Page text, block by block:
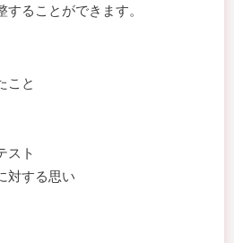
ることができます。
こと
スト
対する思い